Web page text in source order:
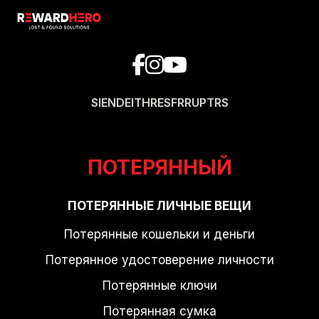
SIENDEITHRESFRRUPTRS
ПОТЕРЯННЫЙ
ПОТЕРЯННЫЕ ЛИЧНЫЕ ВЕЩИ
Потерянные кошельки и деньги
Потерянное удостоверение личности
Потерянные ключи
Потерянная сумка